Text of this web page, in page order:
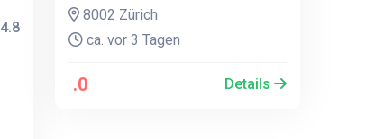
4.8
8002 Zürich
ca. vor 3 Tagen
.0 Details